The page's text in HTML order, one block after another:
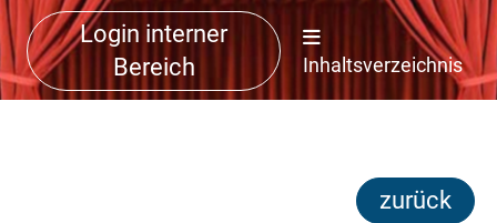
Login interner
Bereich
Inhaltsverzeichnis
zurück